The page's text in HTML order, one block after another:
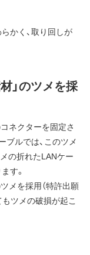
かく、取り回しが
」のツメを採
ネクターを固定さ
ブルでは、このツメ
の折れたLANケー
す。
メを採用（特許出願
ツメの破損が起こ